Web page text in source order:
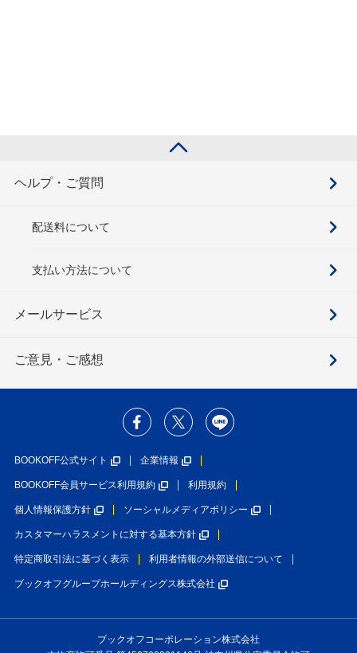
ヘルプ・ご質問
配送料について
支払い方法について
メールサービス
ご意見・ご感想
BOOKOFF公式サイト 企業情報
BOOKOFF会員サービス利用規約 利用規約
個人情報保護方針 ソーシャルメディアポリシー
カスタマーハラスメントに対する基本方針
特定商取引法に基づく表示 利用者情報の外部送信について
ブックオフグループホールディングス株式会社
ブックオフコーポレーション株式会社